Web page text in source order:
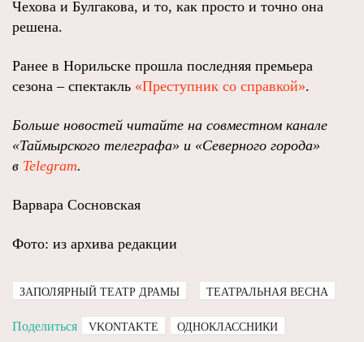
Чехова и Булгакова, и то, как просто и точно она
решена.
Ранее в Норильске прошла последняя премьера
сезона – спектакль «Преступник со справкой».
Больше новостей читайте на совместном канале
«Таймырского телеграфа» и «Северного города»
в Telegram.
Варвара Сосновская
Фото: из архива редакции
ЗАПОЛЯРНЫЙ ТЕАТР ДРАМЫ ТЕАТРАЛЬНАЯ ВЕСНА
Поделиться VKONTAKTE ОДНОКЛАССНИКИ